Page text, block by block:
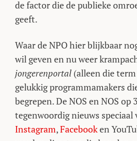
de factor die de publieke
geeft.
Waar de NPO hier blijkbaar
wil geven en nu weer
jongerenportal (alleen die
gelukkig programmamakers
begrepen. De NOS en NOS op
tegenwoordig nieuws speciaal
Instagram,Facebooken